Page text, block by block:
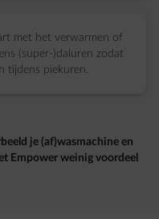
met het verwarmen of
(super-)daluren zodat
tijdens piekuren.
je (af)wasmachine en
Empower weinig voordeel